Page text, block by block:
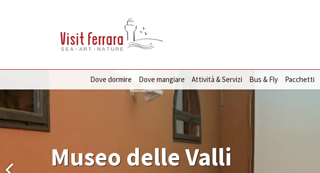
Dove dormire Dove mangiare Attività & Servizi Bus & Fly Pacchetti
Museo delle Valli
Museo delle Valli
Museo delle Valli